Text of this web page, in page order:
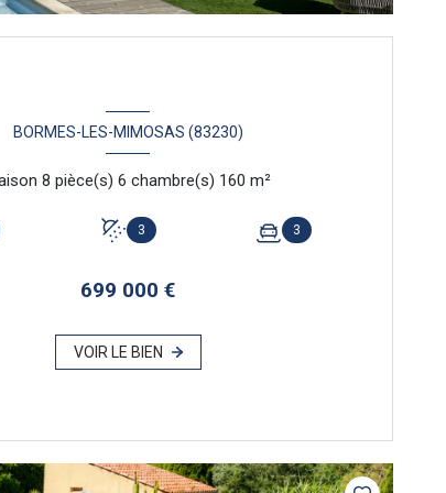
BORMES-LES-MIMOSAS (83230)
Maison 8 pièce(s) 6 chambre(s) 160 m²
3 3
699 000 €
VOIR LE BIEN